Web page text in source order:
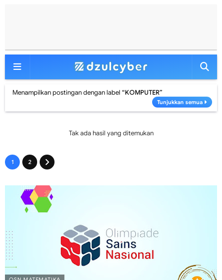
Menampilkan postingan dengan label KOMPUTER
Tunjukkan semua
Tak ada hasil yang ditemukan
1 2